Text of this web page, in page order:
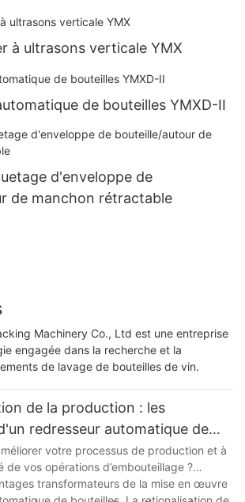
à ultrasons verticale YMX
de bouteilles YMXD-II
d'enveloppe de
de manchon rétractable
Machinery Co., Ltd est une entreprise
engagée dans la recherche et la
de lavage de bouteilles de vin.
de la production : les
redresseur automatique de
votre processus de production et à
de vos opérations d’embouteillage ?
transformateurs de la mise en œuvre